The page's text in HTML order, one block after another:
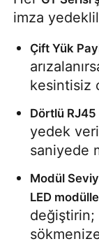
Dış LED
Dış mekan
imza
Çift Yük
kesintisiz
Dörtlü
yedek
saniyede
Modül
LED
değiştirin;